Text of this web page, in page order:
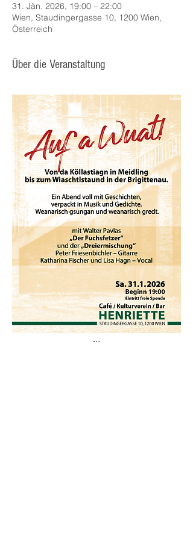
31. Jän. 2026, 19:00 – 22:00
Wien, Staudingergasse 10, 1200 Wien,
Österreich
Über die Veranstaltung
...